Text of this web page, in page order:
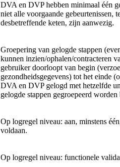
DVA en DVP hebben minimaal één
niet alle voorgaande gebeurtenissen,
desbetreffende keten, zijn aanwezig.
Groepering van gelogde stappen
kunnen inzien/ophalen/contracteren
gebruiker doorloopt van begin
gezondheidsgegevens) tot het einde
DVA en DVP gelogd met hetzelfde
gelogde stappen gegroepeerd worden
Op logregel niveau: aan, minstens
voldaan.
Op logregel niveau: functionele